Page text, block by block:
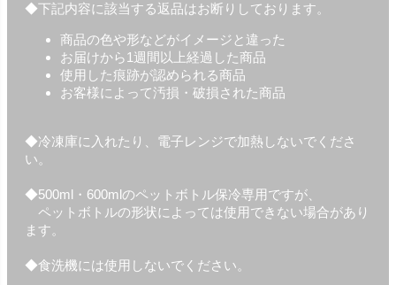
◆下記内容に該当する返品はお断りしております。
商品の色や形などがイメージと違った
お届けから1週間以上経過した商品
使用した痕跡が認められる商品
お客様によって汚損・破損された商品
◆冷凍庫に入れたり、電子レンジで加熱しないでくださ
い。
◆500ml・600mlのペットボトル保冷専用ですが、
ペットボトルの形状によっては使用できない場合があり
ます。
◆食洗機には使用しないでください。